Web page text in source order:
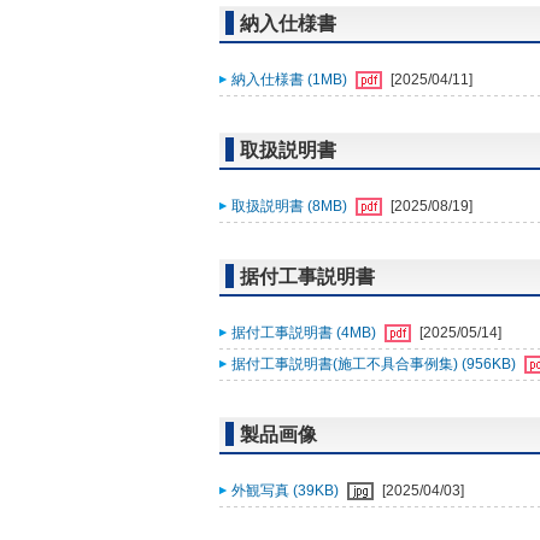
納入仕様書
納入仕様書 (1MB) [2025/04/11]
取扱説明書
取扱説明書 (8MB) [2025/08/19]
据付工事説明書
据付工事説明書 (4MB)
[2025/05/14]
据付工事説明書(施工不具合事例集) (956KB)
製品画像
外観写真 (39KB) [2025/04/03]